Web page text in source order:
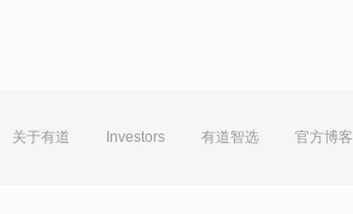
关于有道 Investors 有道智选 官方博客